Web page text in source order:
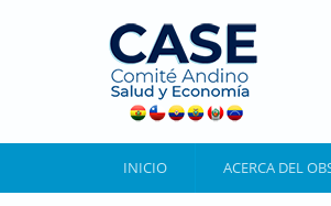
INICIO ACERCA DEL